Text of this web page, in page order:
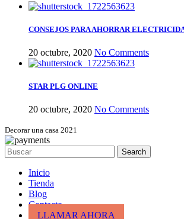
CONSEJOS PARA AHORRAR
20 octubre, 2020 No Comments
STAR PLG ONLINE
20 octubre, 2020 No Comments
Decorar una casa 2021
Search
Inicio
Tienda
Blog
Contacto
LLAMAR AHORA